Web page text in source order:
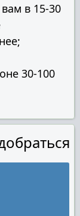
в 15-30
30-100